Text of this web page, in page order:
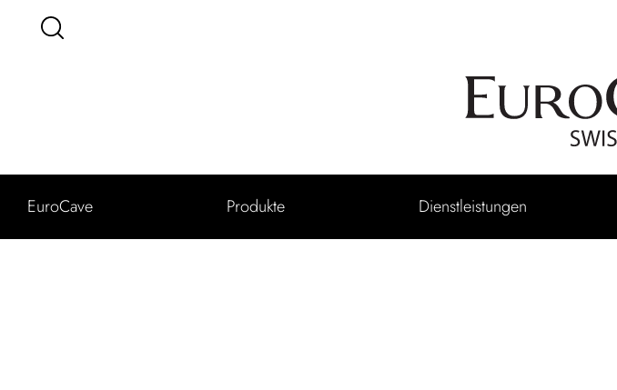
EuroCave Produkte Dienstleistungen